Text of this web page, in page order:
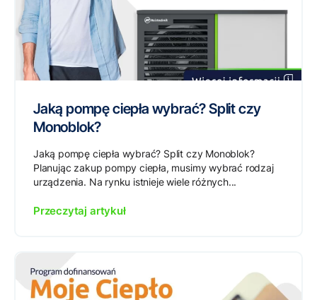
Jaką pompę ciepła wybrać? Split czy
Monoblok?
Jaką pompę ciepła wybrać? Split czy Monoblok?
Planując zakup pompy ciepła, musimy wybrać rodzaj
urządzenia. Na rynku istnieje wiele różnych...
Przeczytaj artykuł